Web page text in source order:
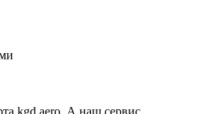
kgd.aero. А наш сервис